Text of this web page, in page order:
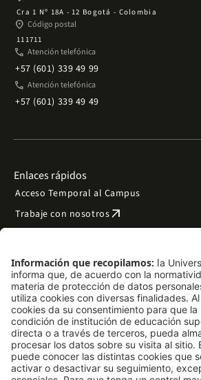
Cra 1 Nº 18A - 12 Bogotá - Colombia
place Código postal
111711
phone Atención telefónica
+57 (601) 339 49 99
phone Atención telefónica
+57 (601) 339 49 49
Enlaces rápidos
Acceso Temporal al Campus
Trabaje con nosotrosarrow_outward
Preguntas frecuentes
Filantropía y donacionesarrow_outward
Mapa del sitio arrow_outward
Síguenos
LinkedIn